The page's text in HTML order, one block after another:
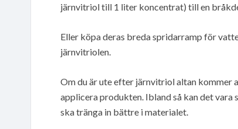
järnvitriol till 1 liter koncentrat) till en
Eller köpa deras breda spridarramp för
järnvitriolen.
Om du är ute efter järnvitriol altan kommer
applicera produkten. Ibland så kan det
ska tränga in bättre i materialet.